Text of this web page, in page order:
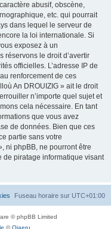
abusif, obscène,
etc. qui pourrait
dans lequel le serveur de
la loi internationale. Si
exposez à un
réservons le droit d’avertir
officielles. L’adresse IP de
renforcement de ces
An DROUIZIG » ait le droit
n’importe quel sujet et
cela nécessaire. En tant
que vous avez
de données. Bien que ces
partie sans votre
ni phpBB, ne pourront être
de piratage informatique visant
Fuseau horaire sur UTC+01:00
© phpBB Limited
©Qiaeru